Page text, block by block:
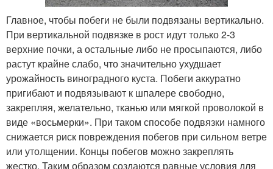
Главное, чтобы побеги не были подвязаны вертикально.
При вертикальной подвязке в рост идут только 2-3
верхние почки, а остальные либо не просыпаются, либо
растут крайне слабо, что значительно ухудшает
урожайность виноградного куста. Побеги аккуратно
пригибают и подвязывают к шпалере свободно,
закрепляя, желательно, тканью или мягкой проволокой в
виде «восьмерки». При таком способе подвязки намного
снижается риск повреждения побегов при сильном ветре
или утолщении. Концы побегов можно закреплять
жестко. Таким образом создаются равные условия для